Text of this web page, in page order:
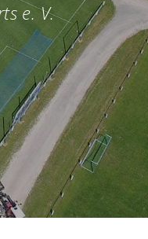
e. V.